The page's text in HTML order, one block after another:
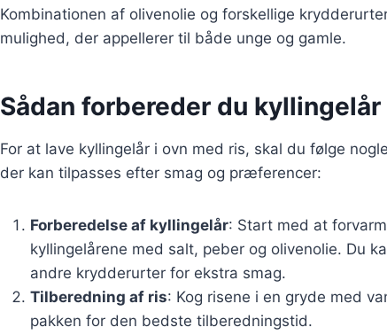
Kombinationen af olivenolie og forskellige
mulighed, der appellerer til både unge og gamle.
Sådan forbereder du
For at lave kyllingelår i ovn med ris, skal du følge
der kan tilpasses efter smag og præferencer:
Forberedelse af kyllingelår: Start med at
kyllingelårene med salt, peber og olivenolie. Du
andre krydderurter for ekstra smag.
Tilberedning af ris: Kog risene i en gryde med
pakken for den bedste tilberedningstid.